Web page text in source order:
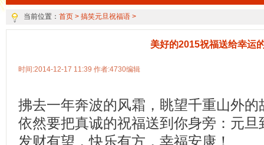
当前位置： 首页 > 搞笑元旦祝福语 >
美好的2015祝福送给幸运
时间:2014-12-17 11:39 作者:4730编辑
拂去一年奔波的风霜，眺望千重山外
依然要把真诚的祝福送到你身旁：元
发财有望，快乐有方，幸福安康！